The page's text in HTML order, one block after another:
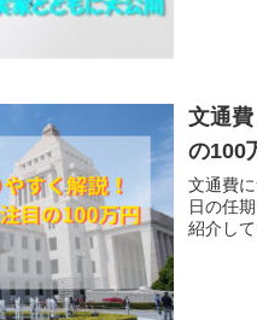
文通
の100
文通費
日の任
紹介して